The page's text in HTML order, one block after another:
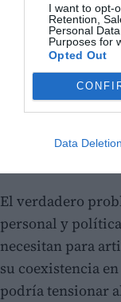
I want to opt-
Retention,
Personal
Purposes for
Opted Out
Data Deletion
El verdadero
personal y
necesitan para
su coexistencia
podría tensionar